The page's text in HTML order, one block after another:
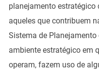
planejamento estratégico
aqueles que contribuem
Sistema de
ambiente estratégico em
operam, fazem uso de